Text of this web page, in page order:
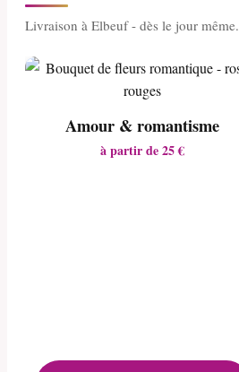
Livraison à Elbeuf - dès le jour même.
Amour & romantisme
à partir de 25 €